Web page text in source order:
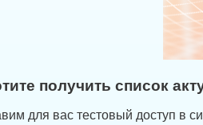
получить список
для вас тестовый доступ в